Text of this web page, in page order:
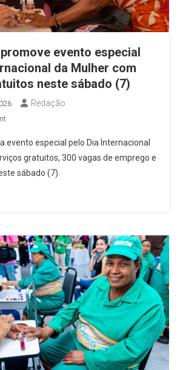
evento especial
da Mulher com
neste sábado (7)
Redação
On
Promove
Evento
Especial
Mulher
Com
Serviços
Gratuitos
Neste
Sábado
(7)
evento especial pelo Dia Internacional
gratuitos, 300 vagas de emprego e
sábado (7).